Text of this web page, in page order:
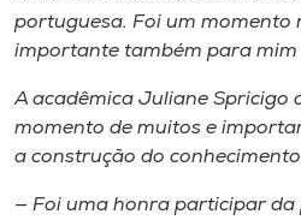
portuguesa. Foi um momento
importante também para
A acadêmica Juliane Spricigo
momento de muitos e
a construção do
— Foi uma honra participar